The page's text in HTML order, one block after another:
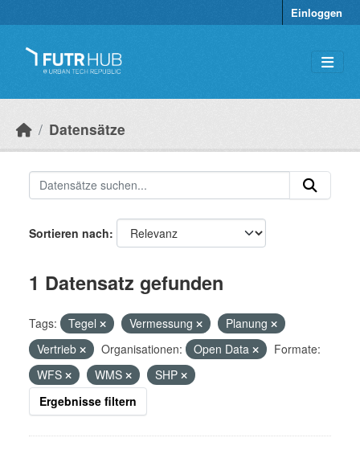
Einloggen
Datensätze
Sortieren nach
1 Datensatz gefunden
Tags: Tegel Vermessung
Planung
Vertrieb
Organisationen: Open Data
Formate:
WFS
WMS
SHP
Ergebnisse filtern